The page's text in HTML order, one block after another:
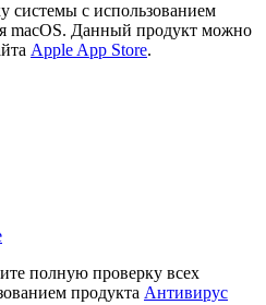
системы с использованием
macOS. Данный продукт можно
Apple App Store.
полную проверку всех
продукта Антивирус